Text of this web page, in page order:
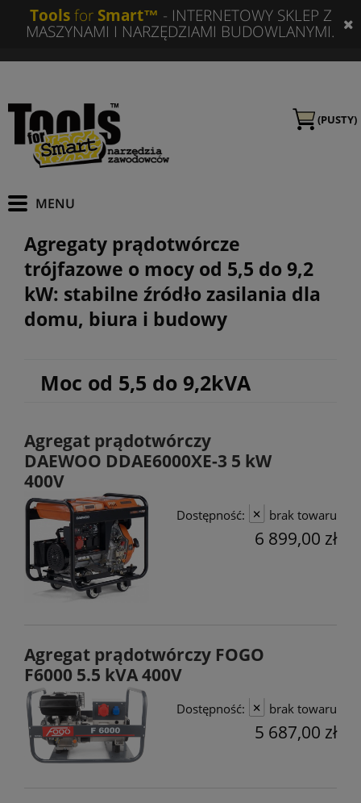
Toolsfor Smart™ - INTERNETOWY SKLEP Z
MASZYNAMI I NARZĘDZIAMI BUDOWLANYMI.
(PUSTY)
Agregaty prądotwórcze
trójfazowe o mocy od 5,5 do 9,2
kW: stabilne źródło zasilania dla
domu, biura i budowy
Moc od 5,5 do 9,2kVA
Agregat prądotwórczy
DAEWOO DDAE6000XE-3 5 kW
400V
Dostępność: brak towaru
6 899,00 zł
Agregat prądotwórczy FOGO
F6000 5.5 kVA 400V
Dostępność: brak towaru
5 687,00 zł